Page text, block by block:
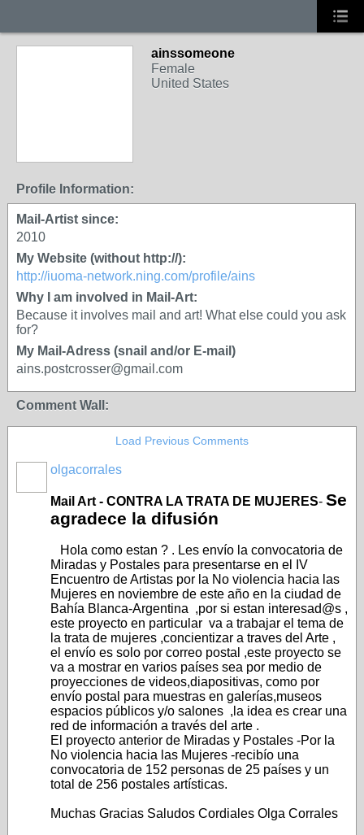
ainssomeone
Female
United States
Profile Information:
Mail-Artist since:
2010
My Website (without http://):
http://iuoma-network.ning.com/profile/ains
Why I am involved in Mail-Art:
Because it involves mail and art! What else could you ask
for?
My Mail-Adress (snail and/or E-mail)
ains.postcrosser@gmail.com
Comment Wall:
Load Previous Comments
olgacorrales
Mail Art - CONTRA LA TRATA DE MUJERES- Se
agradece la difusión
Hola como estan ? . Les envío la convocatoria de
Miradas y Postales para presentarse en el IV
Encuentro de Artistas por la No violencia hacia las
Mujeres en noviembre de este año en la ciudad de
Bahía Blanca-Argentina ,por si estan interesad@s ,
este proyecto en particular va a trabajar el tema de
la trata de mujeres ,concientizar a traves del Arte ,
el envío es solo por correo postal ,este proyecto se
va a mostrar en varios países sea por medio de
proyecciones de videos,diapositivas, como por
envío postal para muestras en galerías,museos
espacios públicos y/o salones ,la idea es crear una
red de información a través del arte .
El proyecto anterior de Miradas y Postales -Por la
No violencia hacia las Mujeres -recibío una
convocatoria de 152 personas de 25 países y un
total de 256 postales artísticas.
Muchas Gracias Saludos Cordiales Olga Corrales